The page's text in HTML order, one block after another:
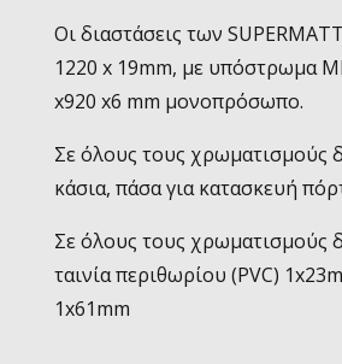
Οι διαστάσεις των
1220 x 19mm, με υπόστρωμα
x920 x6 mm μονοπρόσωπο.
Σε όλους τους χρωματισμούς
κάσια, πάσα για κατασκευή
Σε όλους τους χρωματισμούς
ταινία περιθωρίου (PVC)
1x61mm